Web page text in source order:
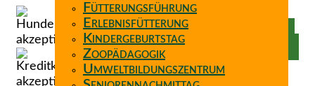
Fütterungsführung
Erlebnisfütterung
Kindergeburtstag
Zoopädagogik
Umweltbildungszentrum